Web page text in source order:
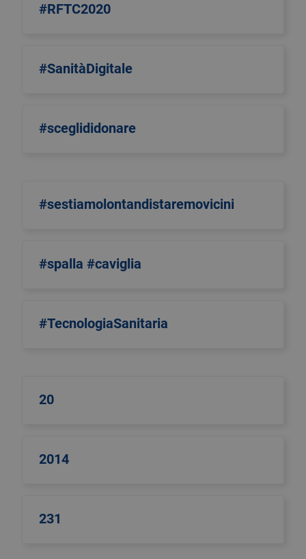
#RFTC2020
#SanitàDigitale
#sceglididonare
#sestiamolontandistaremovicini
#spalla #caviglia
#TecnologiaSanitaria
20
2014
231